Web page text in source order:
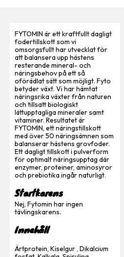
FYTOMIN är ett kraftfullt dagligt
fodertillskott som vi
omsorgsfullt har utvecklat för
att balansera upp hästens
resterande mineral- och
näringsbehov på ett så
oförädlat sätt som möjligt. Fyto
betyder växt. Vi har hämtat
näringsrika växter från naturen
och tillsatt biologiskt
lättupptagliga mineraler samt
vitaminer. Resultatet är
FYTOMIN, ett näringstillskott
med över 50 näringsämnen som
balanserar hästens grovfoder.
Ett dagligt tillskott i pulverform
för optimalt näringsupptag där
enzymer, proteiner, aminosyror
och prebiotika ingår naturligt.
Startkarens
Nej, Fytomin har ingen
tävlingskarens.
Innehåll
Ärtprotein, Kiselgur , Dikalcium